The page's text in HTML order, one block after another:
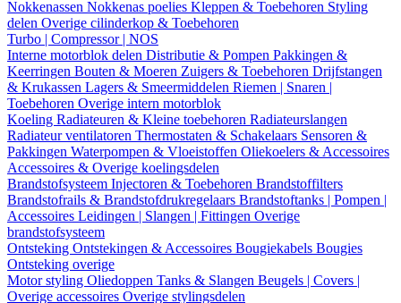
Nokkenassen Nokkenas poelies Kleppen & Toebehoren Styling
delen Overige cilinderkop & Toebehoren
Turbo | Compressor | NOS
Interne motorblok delen Distributie & Pompen Pakkingen &
Keerringen Bouten & Moeren Zuigers & Toebehoren Drijfstangen
& Krukassen Lagers & Smeermiddelen Riemen | Snaren |
Toebehoren Overige intern motorblok
Koeling Radiateuren & Kleine toebehoren Radiateurslangen
Radiateur ventilatoren Thermostaten & Schakelaars Sensoren &
Pakkingen Waterpompen & Vloeistoffen Oliekoelers & Accessoires
Accessoires & Overige koelingsdelen
Brandstofsysteem Injectoren & Toebehoren Brandstoffilters
Brandstofrails & Brandstofdrukregelaars Brandstoftanks | Pompen |
Accessoires Leidingen | Slangen | Fittingen Overige
brandstofsysteem
Ontsteking Ontstekingen & Accessoires Bougiekabels Bougies
Ontsteking overige
Motor styling Oliedoppen Tanks & Slangen Beugels | Covers |
Overige accessoires Overige stylingsdelen